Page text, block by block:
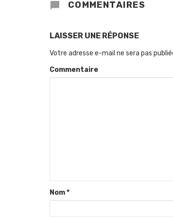
COMMENTAIRES
LAISSER UNE RÉPONSE
Votre adresse e-mail ne sera pas
Commentaire
Nom*